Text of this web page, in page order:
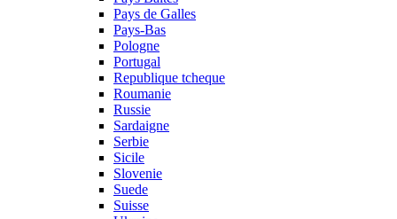
Pays de Galles
Pays-Bas
Pologne
Portugal
Republique tcheque
Roumanie
Russie
Sardaigne
Serbie
Sicile
Slovenie
Suede
Suisse